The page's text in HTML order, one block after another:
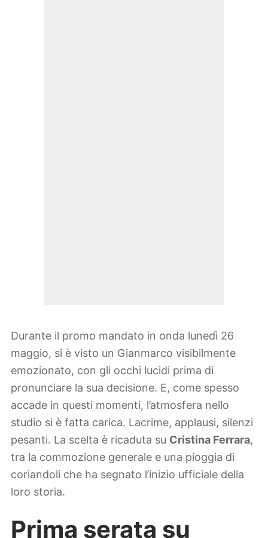
Durante il promo mandato in onda lunedì 26
maggio, si è visto un Gianmarco visibilmente
emozionato, con gli occhi lucidi prima di
pronunciare la sua decisione. E, come spesso
accade in questi momenti, l’atmosfera nello
studio si è fatta carica. Lacrime, applausi, silenzi
pesanti. La scelta è ricaduta su Cristina Ferrara,
tra la commozione generale e una pioggia di
coriandoli che ha segnato l’inizio ufficiale della
loro storia.
Prima serata su